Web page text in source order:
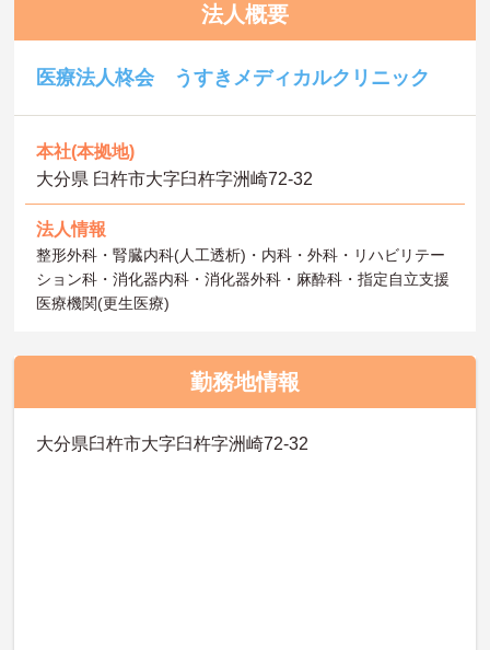
法人概要
医療法人柊会 うすきメディカルクリニック
本社(本拠地)
大分県 臼杵市大字臼杵字洲崎72-32
法人情報
整形外科・腎臓内科(人工透析)・内科・外科・リハビリテー
ション科・消化器内科・消化器外科・麻酔科・指定自立支援
医療機関(更生医療)
勤務地情報
大分県臼杵市大字臼杵字洲崎72-32